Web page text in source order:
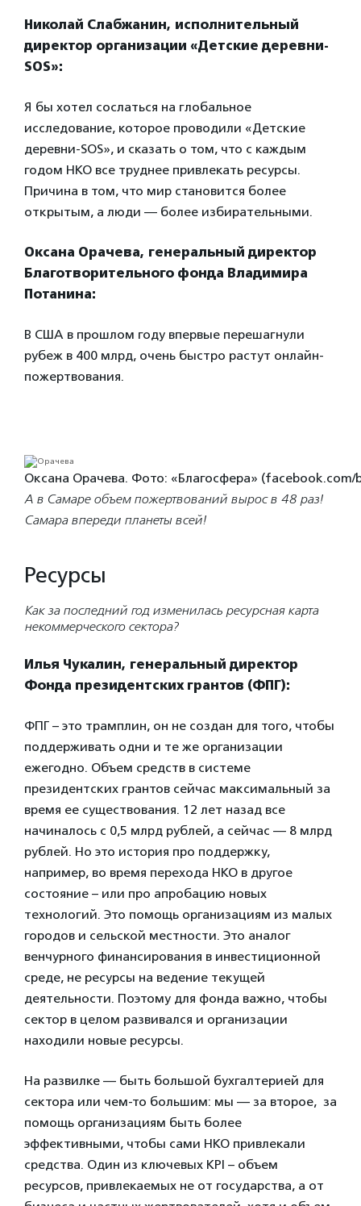
Николай Слабжанин, исполнительный
директор организации «Детские деревни-
SOS»:
Я бы хотел сослаться на глобальное
исследование, которое проводили «Детские
деревни-SOS», и сказать о том, что с каждым
годом НКО все труднее привлекать ресурсы.
Причина в том, что мир становится более
открытым, а люди — более избирательными.
Оксана Орачева, генеральный директор
Благотворительного фонда Владимира
Потанина:
В США в прошлом году впервые перешагнули
рубеж в 400 млрд, очень быстро растут онлайн-
пожертвования.
Оксана Орачева. Фото: «Благосфера» (facebook.com/
А в Самаре объем пожертвований вырос в 48 раз!
Самара впереди планеты всей!
Ресурсы
Как за последний год изменилась ресурсная карта
некоммерческого сектора?
Илья Чукалин, генеральный директор
Фонда президентских грантов (ФПГ):
ФПГ – это трамплин, он не создан для того, чтобы
поддерживать одни и те же организации
ежегодно. Объем средств в системе
президентских грантов сейчас максимальный за
время ее существования. 12 лет назад все
начиналось с 0,5 млрд рублей, а сейчас — 8 млрд
рублей. Но это история про поддержку,
например, во время перехода НКО в другое
состояние – или про апробацию новых
технологий. Это помощь организациям из малых
городов и сельской местности. Это аналог
венчурного финансирования в инвестиционной
среде, не ресурсы на ведение текущей
деятельности. Поэтому для фонда важно, чтобы
сектор в целом развивался и организации
находили новые ресурсы.
На развилке — быть большой бухгалтерией для
сектора или чем-то большим: мы — за второе, за
помощь организациям быть более
эффективными, чтобы сами НКО привлекали
средства. Один из ключевых KPI – объем
ресурсов, привлекаемых не от государства, а от